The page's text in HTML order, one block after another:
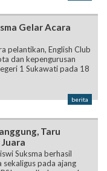
Gelar Acara
pelantikan, English Club
dan kepengurusan
1 Sukawati pada 18
berita
Taru
Suksma berhasil
pada ajang